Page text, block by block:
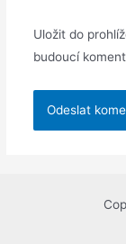
Uložit do
budoucí